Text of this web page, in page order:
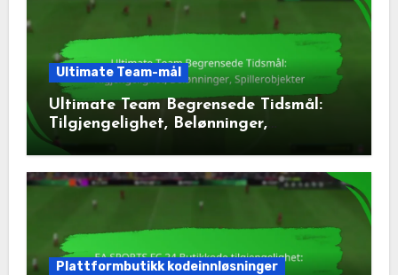
Ultimate Team-mål
Ultimate Team Begrensede Tidsmål:
Tilgjengelighet, Belønninger,
Spillerobjekter
Plattformbutikk kodeinnløsninger